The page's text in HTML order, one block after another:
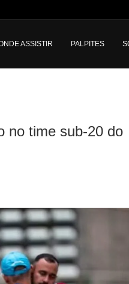
ASSISTIR PALPITES
no time sub-20 do